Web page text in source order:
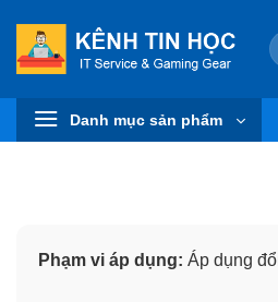
content
Danh mục sản phẩm
Phạm vi áp dụng: Áp dụng